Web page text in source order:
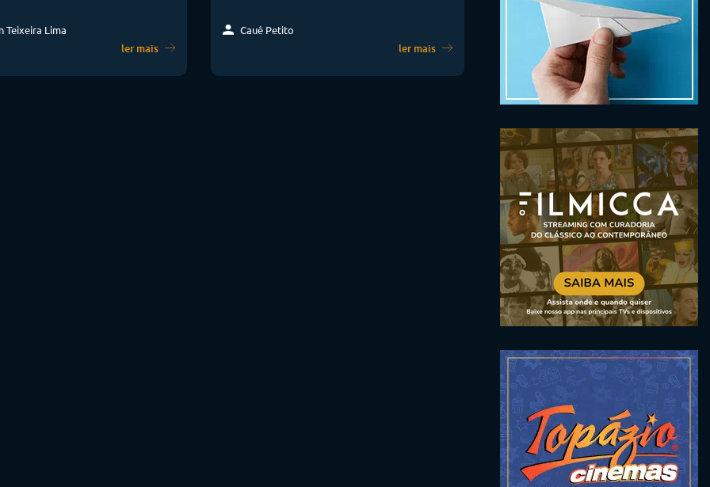
Teixeira Lima
ler mais
Cauê Petito
ler mais